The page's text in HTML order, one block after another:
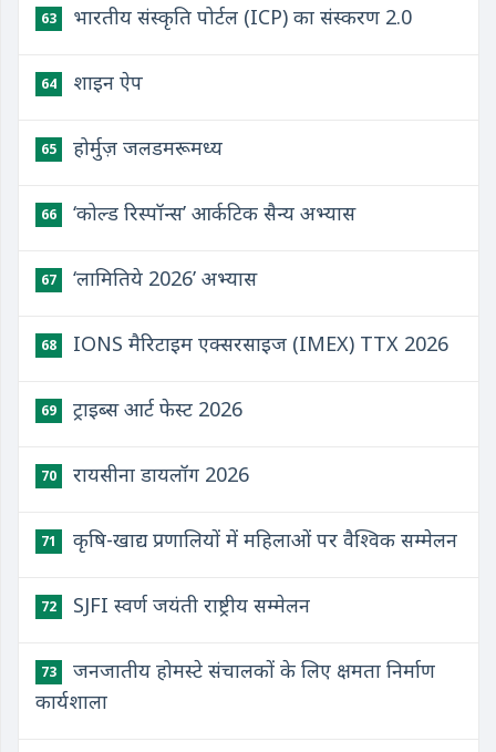
63 भारतीय संस्कृति पोर्टल (ICP) का संस्करण 2.0
64 शाइन ऐप
65 होर्मुज़ जलडमरूमध्य
66 ‘कोल्ड रिस्पॉन्स’ आर्कटिक सैन्य अभ्यास
67 ‘लामितिये 2026’ अभ्यास
68 IONS मैरिटाइम एक्सरसाइज (IMEX) TTX 2026
69 ट्राइब्स आर्ट फेस्ट 2026
70 रायसीना डायलॉग 2026
71 कृषि-खाद्य प्रणालियों में महिलाओं पर वैश्विक सम्मेलन
72 SJFI स्वर्ण जयंती राष्ट्रीय सम्मेलन
73
जनजातीय होमस्टे संचालकों के लिए क्षमता निर्माण
कार्यशाला